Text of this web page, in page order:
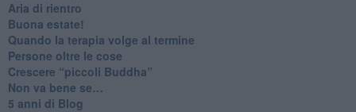
Aria di rientro
Buona estate!
​Quando la terapia volge al termine
​Persone oltre le cose
​Crescere “piccoli Buddha”
Non va bene se…
​5 anni di Blog